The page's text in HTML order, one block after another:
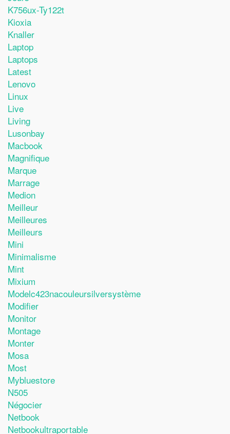
K756ux-Ty122t
Kioxia
Knaller
Laptop
Laptops
Latest
Lenovo
Linux
Live
Living
Lusonbay
Macbook
Magnifique
Marque
Marrage
Medion
Meilleur
Meilleures
Meilleurs
Mini
Minimalisme
Mint
Mixium
Modelc423nacouleursilversystème
Modifier
Monitor
Montage
Monter
Mosa
Most
Mybluestore
N505
Négocier
Netbook
Netbookultraportable